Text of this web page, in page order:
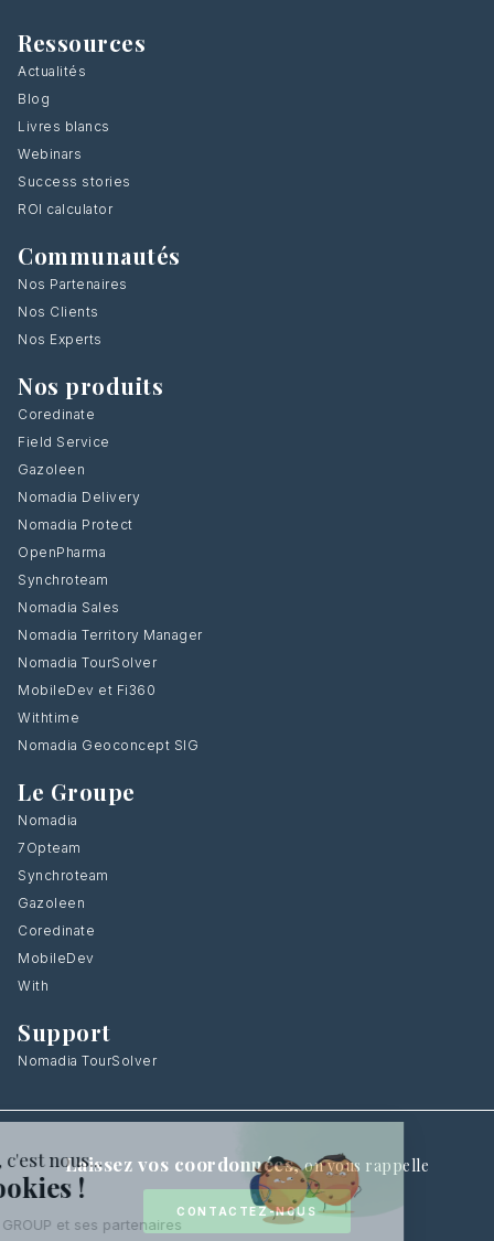
Ressources
Actualités
Blog
Livres blancs
Webinars
Success stories
ROI calculator
Communautés
Nos Partenaires
Nos Clients
Nos Experts
Nos produits
Coredinate
Field Service
Gazoleen
Nomadia Delivery
Nomadia Protect
OpenPharma
Synchroteam
Nomadia Sales
Nomadia Territory Manager
Nomadia TourSolver
MobileDev et Fi360
Withtime
Nomadia Geoconcept SIG
Le Groupe
Nomadia
7Opteam
Synchroteam
Gazoleen
Coredinate
MobileDev
With
Support
Nomadia TourSolver
Laissez vos coordonnées,on vous rappelle
CONTACTEZ-NOUS